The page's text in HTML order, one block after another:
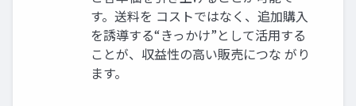
す。送料を コストではなく、追加購入
を誘導する“きっかけ”として活用する
ことが、収益性の高い販売につな がり
ます。